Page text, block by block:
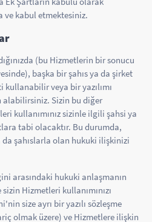
kabul etmektesiniz.
(bu Hizmetlerin bir sonucu
başka bir şahıs ya da şirket
veya bir yazılımı
alabilirsiniz. Sizin bu diğer
kullanımınız sizinle ilgili şahsi ya
tabi olacaktır. Bu durumda,
şahıslarla olan hukuki ilişkinizi
arasındaki hukuki anlaşmanın
Hizmetleri kullanımınızı
size ayrı bir yazılı sözleşme
olmak üzere) ve Hizmetlere ilişkin